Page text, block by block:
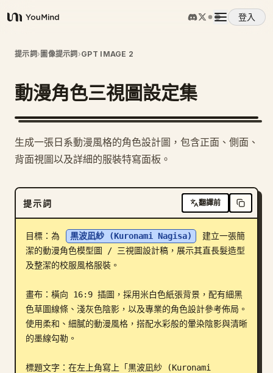
YouMind
登入
概覽
使用案例
定價
下載
部落格
更新
提示詞› 圖像提示詞 ›GPT IMAGE 2
動漫角色三視圖設定集
生成一張日系動漫風格的角色設計圖，包含正面、側面、
背面視圖以及詳細的服裝特寫面板。
提示詞 翻譯前
目標：為 黒波凪紗 (Kuronami Nagisa)
建立一張簡
潔的動漫角色模型圖 / 三視圖設計稿，展示其直長髮造型
及整潔的校服風格服裝。
畫布：橫向 16:9 插圖，採用米白色紙張背景，配有細黑
色草圖線條、淺灰色陰影，以及專業的角色設計參考佈局。
使用柔和、細膩的動漫風格，搭配水彩般的暈染陰影與清晰
的墨線勾勒。
標題文字：在左上角寫上「黒波凪紗 (Kuronami